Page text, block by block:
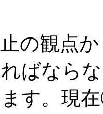
の観点
ばなら
す。現